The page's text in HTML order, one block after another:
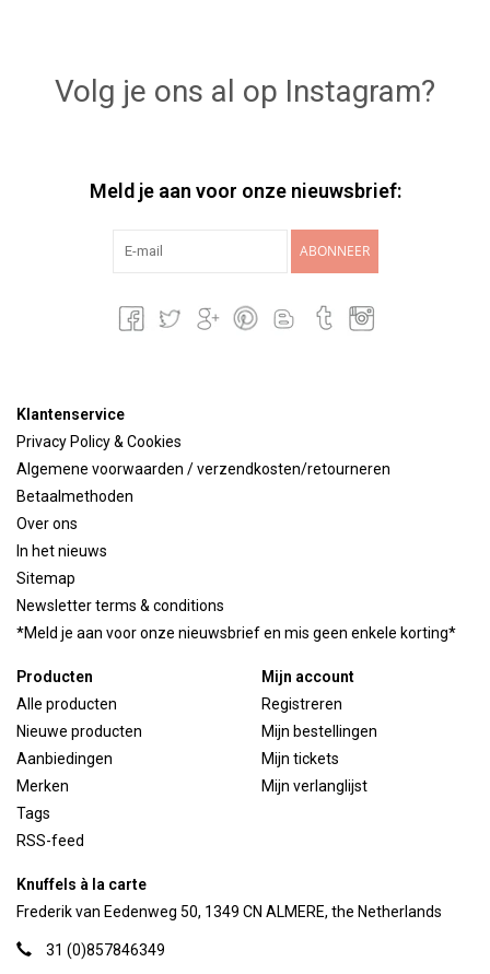
Volg je ons al op Instagram?
Meld je aan voor onze nieuwsbrief:
ABONNEER
Klantenservice
Privacy Policy & Cookies
Algemene voorwaarden / verzendkosten/retourneren
Betaalmethoden
Over ons
In het nieuws
Sitemap
Newsletter terms & conditions
*Meld je aan voor onze nieuwsbrief en mis geen enkele korting*
Producten
Alle producten
Nieuwe producten
Aanbiedingen
Merken
Tags
RSS-feed
Mijn account
Registreren
Mijn bestellingen
Mijn tickets
Mijn verlanglijst
Knuffels à la carte
Frederik van Eedenweg 50, 1349 CN ALMERE, the Netherlands
31 (0)857846349